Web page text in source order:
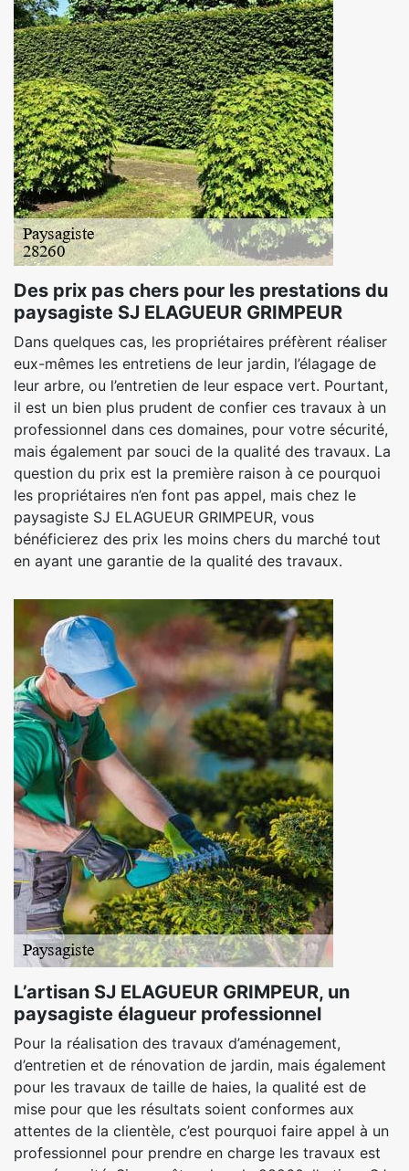
Des prix pas chers pour les prestations du
paysagiste SJ ELAGUEUR GRIMPEUR
Dans quelques cas, les propriétaires préfèrent réaliser
eux-mêmes les entretiens de leur jardin, l’élagage de
leur arbre, ou l’entretien de leur espace vert. Pourtant,
il est un bien plus prudent de confier ces travaux à un
professionnel dans ces domaines, pour votre sécurité,
mais également par souci de la qualité des travaux. La
question du prix est la première raison à ce pourquoi
les propriétaires n’en font pas appel, mais chez le
paysagiste SJ ELAGUEUR GRIMPEUR, vous
bénéficierez des prix les moins chers du marché tout
en ayant une garantie de la qualité des travaux.
L’artisan SJ ELAGUEUR GRIMPEUR, un
paysagiste élagueur professionnel
Pour la réalisation des travaux d’aménagement,
d’entretien et de rénovation de jardin, mais également
pour les travaux de taille de haies, la qualité est de
mise pour que les résultats soient conformes aux
attentes de la clientèle, c’est pourquoi faire appel à un
professionnel pour prendre en charge les travaux est